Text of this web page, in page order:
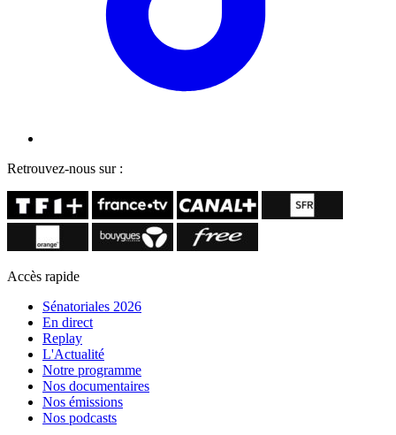
Retrouvez-nous sur :
Accès rapide
Sénatoriales 2026
En direct
Replay
L'Actualité
Notre programme
Nos documentaires
Nos émissions
Nos podcasts